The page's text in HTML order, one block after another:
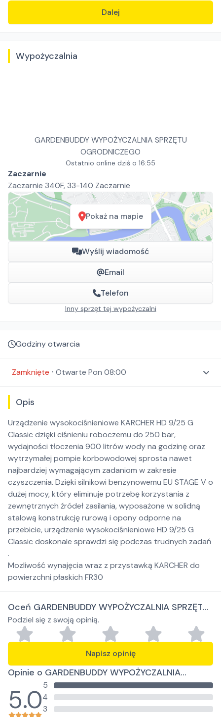
Dalej
Wypożyczalnia
GARDENBUDDY WYPOŻYCZALNIA SPRZĘTU
OGRODNICZEGO
Ostatnio online dziś o 16:55
Zaczarnie
Zaczarnie 340F, 33-140 Zaczarnie
Pokaż na mapie
Wyślij wiadomość
Email
Telefon
Inny sprzęt tej wypożyczalni
Godziny otwarcia
Zamknięte ⋅ Otwarte Pon 08:00
Opis
Urządzenie wysokociśnieniowe KARCHER HD 9/25 G
Classic dzięki ciśnieniu roboczemu do 250 bar,
wydajności tłoczenia 900 litrów wody na godzinę oraz
wytrzymałej pompie korbowodowej sprosta nawet
najbardziej wymagającym zadaniom w zakresie
czyszczenia. Dzięki silnikowi benzynowemu EU STAGE V o
dużej mocy, który eliminuje potrzebę korzystania z
zewnętrznych źródeł zasilania, wyposażone w solidną
stalową konstrukcję rurową i opony odporne na
przebicie, urządzenie wysokociśnieniowe HD 9/25 G
Classic doskonale sprawdzi się podczas trudnych zadań
.
Mozliwość wynajęcia wraz z przystawką KARCHER do
powierzchni płaskich FR30
Oceń GARDENBUDDY WYPOŻYCZALNIA SPRZĘTU
OGRODNICZEGO
Podziel się z swoją opinią.
Napisz opinię
Opinie o GARDENBUDDY WYPOŻYCZALNIA
SPRZĘTU OGRODNICZEGO
5.05
4
3